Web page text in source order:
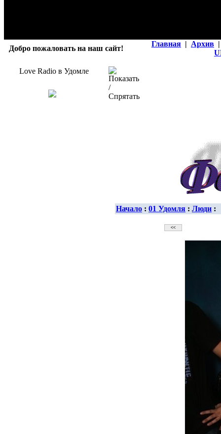
Добро пожаловать на наш сайт!
Главная | Архив |
Love Radio в Удомле
Начало : 01 Удомля : Люди :